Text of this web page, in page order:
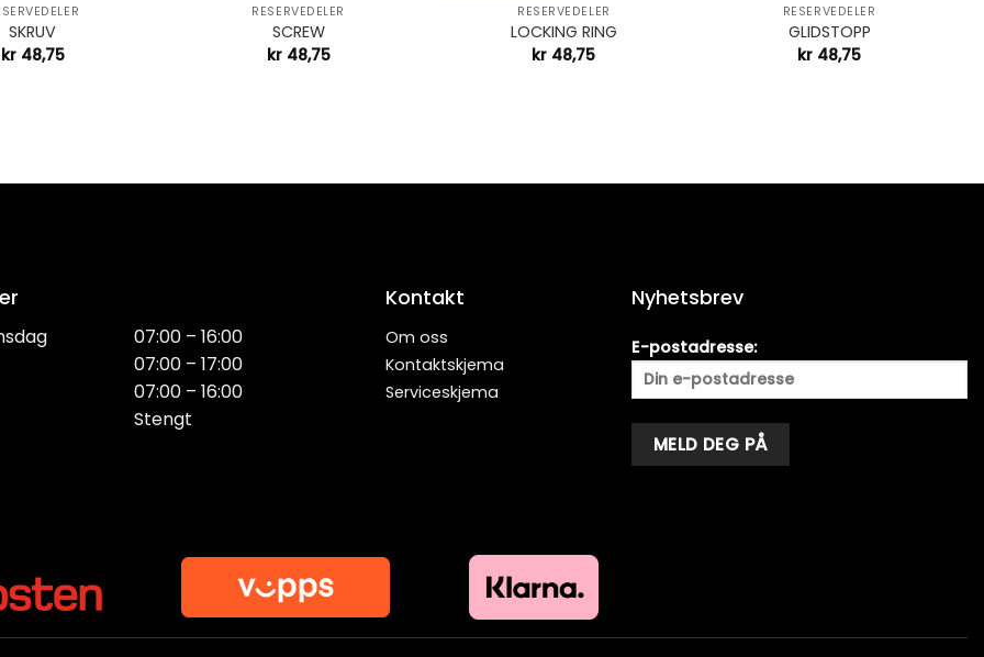
SKRUV
kr48,75
RESERVEDELER
SCREW
kr48,75
RESERVEDELER
LOCKING RING
kr 48,75
RESERVEDELER
GLIDSTOPP
kr 48,75
07:00 – 16:00
07:00 – 17:00
07:00 – 16:00
Stengt
Kontakt
Om oss
Kontaktskjema
Serviceskjema
Nyhetsbrev
E-postadresse: